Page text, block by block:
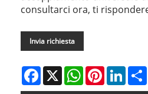
consultarci ora, ti
Invia richiesta
Facebook
X WhatsAppPinterest